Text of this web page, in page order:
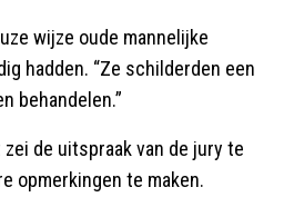
wijze oude mannelijke
hadden. “Ze schilderden een
behandelen.”
de uitspraak van de jury te
opmerkingen te maken.